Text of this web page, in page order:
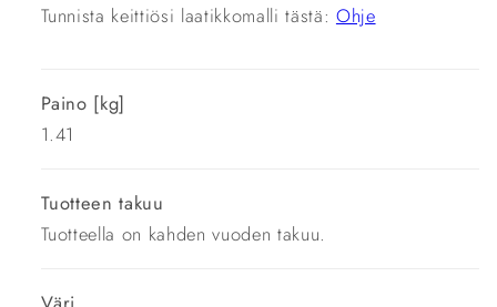
Tunnista keittiösi laatikkomalli tästä: Ohje
Paino [kg]
1.41
Tuotteen takuu
Tuotteella on kahden vuoden takuu.